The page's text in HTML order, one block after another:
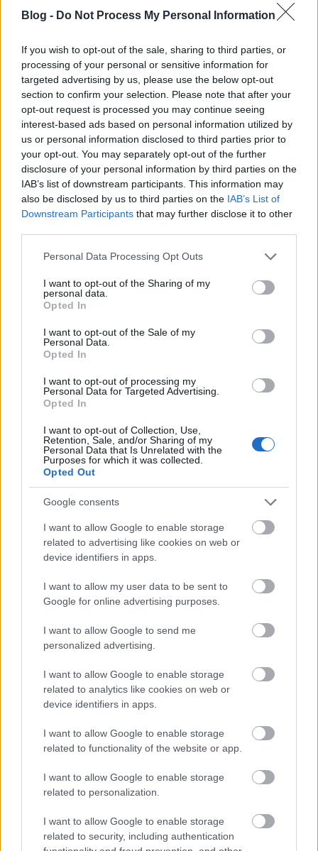
Blog - Do Not Process My Personal Information
If you wish to opt-out of the sale, sharing to third parties, or
processing of your personal or sensitive information for
targeted advertising by us, please use the below opt-out
section to confirm your selection. Please note that after your
opt-out request is processed you may continue seeing
interest-based ads based on personal information utilized by
us or personal information disclosed to third parties prior to
your opt-out. You may separately opt-out of the further
disclosure of your personal information by third parties on the
IAB’s list of downstream participants. This information may
also be disclosed by us to third parties on the IAB’s List of
Downstream Participants that may further disclose it to other
Please note that this website/app uses one or more Google
not limited to your visit or usage behaviour. You may click to
grant or deny consent to Google and its third-party tags to
use your data for below specified purposes in below Google
consent section.
Personal Data Processing Opt Outs
I want to opt-out of the Sharing of my
personal data.
Opted In
I want to opt-out of the Sale of my
Personal Data.
Opted In
I want to opt-out of processing my
Personal Data for Targeted Advertising.
Opted In
I want to opt-out of Collection, Use,
Retention, Sale, and/or Sharing of my
Personal Data that Is Unrelated with the
Purposes for which it was collected.
Opted Out
Google consents
I want to allow Google to enable storage
related to advertising like cookies on web or
device identifiers in apps.
I want to allow my user data to be sent to
Google for online advertising purposes.
I want to allow Google to send me
personalized advertising.
I want to allow Google to enable storage
related to analytics like cookies on web or
device identifiers in apps.
I want to allow Google to enable storage
related to functionality of the website or app.
I want to allow Google to enable storage
related to personalization.
I want to allow Google to enable storage
related to security, including authentication
Az én mesebeli erdőm
Lépj be a varázslatos világomba, ahol a láthatatlan
láthatóvá válik, ahol az érzékelésed megváltozik. Az
én erdőm mesébe illő, s ha egyszer belépsz, s
megtapasztalod, nem akarsz máshol lenni, csak ott.
Kezdetben olyan mint egy másik erdő, ahol égig
érnek a fák, de ahogy…
VKF - levelet kaptam
tisztatészta•2012. szeptember 15.
vagyis: Vigyázz, kész, főzz! Immáron a 51. forduló,
melynek témája: Zöldfűszerek és levélzöldségek. A
téma adott az érdeklődésem pedig a tésztára
összpontosul, így az elmém a kapcsolatuk
szorosabbra fűzése érdekében megtett mindent.
Ölelték, érintették egymást,…
Ízesítsd kedvedre
frissen gyúrt, kakaós tészta
tisztatészta•2011. október 16.
Minden ételhez, minden ízhez tartozik egy érzés. Az
érzéseinket nem mindig mondjuk ki, de az arcunk
híven tükrözi, elárulja, hogy ízlett az étel... fintor jelzi
a nem tetszést, simulás az elégedettséget. Ha tetszik,
ha nem, a szavakkal szűken bánunk, ha egy ételről,
Egy barátság emlékére
Tonhalas-paradicsomos linguine
tisztatészta•2011. szeptember 08.
Ő gin-tonicot ivott, én életem első kisfröccsét.
Beszélgetésbe elegyedtünk, aztán buliztunk egy
hétig, aztán meg még négy évig. Az egyetemi
gólyatáborban szövődött a barátságunk. Azt
mondják az ellentétek vonzzák egymást.
Ízek és érzések
Vörösborral gyúrt tészta
tisztatészta•2011. július 26.
Lekvárfőző lázban ég az ország, a gasztrobloggerek